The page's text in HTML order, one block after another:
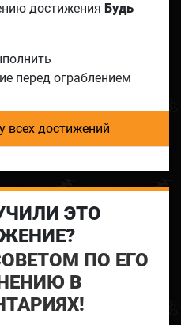
достиженияБудь
перед ограблением
всех достижений
ЭТО
ПО ЕГО
В